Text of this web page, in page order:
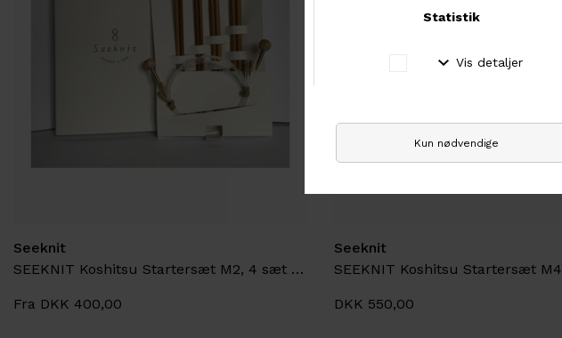
Seeknit
SEEKNIT Koshitsu Startersæt M2, 4 sæt spidser
Fra DKK 400,00
Seeknit
SEEKNIT Koshitsu Startersæt M4
DKK 550,00